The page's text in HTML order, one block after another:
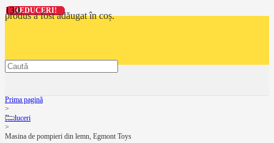
produsa fost adăugat în coș.
Prima pagină
>
Reduceri
>
Masina de pompieri din lemn, Egmont Toys
REDUCERI!
REDUCERI!
REDUCERI!
REDUCERI!